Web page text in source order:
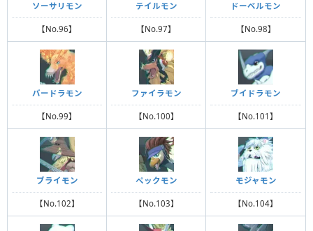
ソーサリモン
【No.96】
テイルモン
【No.97】
ドーベルモン
【No.98】
バードラモン
【No.99】
ファイラモン
【No.100】
ブイドラモン
【No.101】
ブライモン
【No.102】
ペックモン
【No.103】
モジャモン
【No.104】